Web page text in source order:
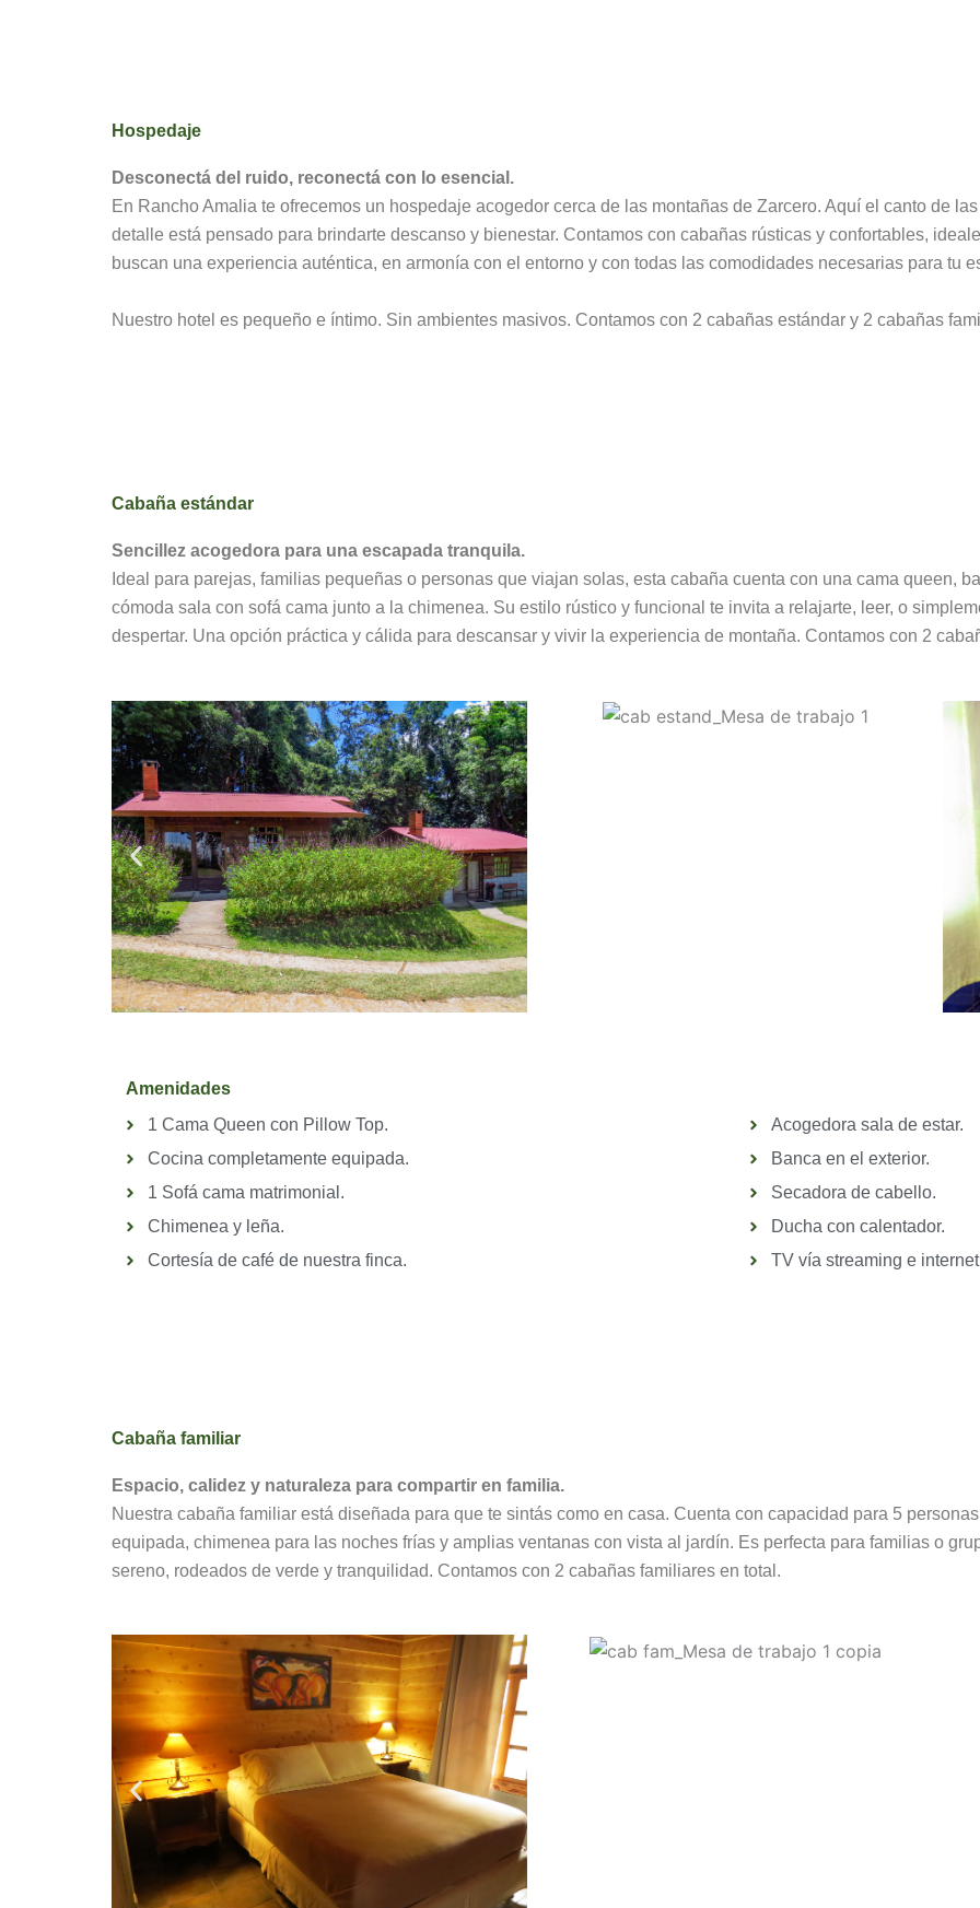
Hospedaje
Desconectá del ruido, reconectá con lo esencial.
En Rancho Amalia te ofrecemos un hospedaje acogedor cerca de las montañas de Zarcero. Aquí el canto de
detalle está pensado para brindarte descanso y bienestar. Contamos con cabañas rústicas y confortables,
buscan una experiencia auténtica, en armonía con el entorno y con todas las comodidades necesarias para tu
Nuestro hotel es pequeño e íntimo. Sin ambientes masivos. Contamos con 2 cabañas estándar y 2 cabañas
Cabaña estándar
Sencillez acogedora para una escapada tranquila.
Ideal para parejas, familias pequeñas o personas que viajan solas, esta cabaña cuenta con una cama queen,
cómoda sala con sofá cama junto a la chimenea. Su estilo rústico y funcional te invita a relajarte, leer, o
despertar. Una opción práctica y cálida para descansar y vivir la experiencia de montaña. Contamos con 2
Amenidades
1 Cama Queen con Pillow Top.
Cocina completamente equipada.
1 Sofá cama matrimonial.
Chimenea y leña.
Cortesía de café de nuestra finca.
Acogedora sala de estar.
Banca en el exterior.
Secadora de cabello.
Ducha con calentador.
TV vía streaming e
Cabaña familiar
Espacio, calidez y naturaleza para compartir en familia.
Nuestra cabaña familiar está diseñada para que te sintás como en casa. Cuenta con capacidad para 5
equipada, chimenea para las noches frías y amplias ventanas con vista al jardín. Es perfecta para familias o
sereno, rodeados de verde y tranquilidad. Contamos con 2 cabañas familiares en total.